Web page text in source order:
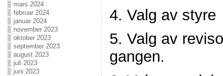
mars 2024
februar 2024
januar 2024
november 2023
oktober 2023
september 2023
august 2023
juli 2023
juni 2023
4. Valg av styre
5. Valg av
gangen.